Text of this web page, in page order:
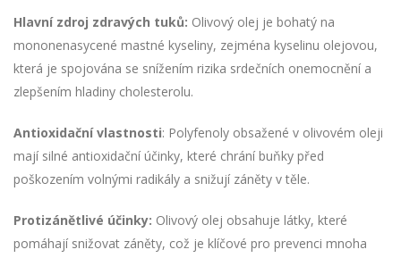
Hlavní zdroj zdravých tuků: Olivový olej je bohatý na
mononenasycené mastné kyseliny, zejména kyselinu olejovou,
která je spojována se snížením rizika srdečních onemocnění a
zlepšením hladiny cholesterolu.
Antioxidační vlastnosti: Polyfenoly obsažené v olivovém oleji
mají silné antioxidační účinky, které chrání buňky před
poškozením volnými radikály a snižují záněty v těle.
Protizánětlivé účinky: Olivový olej obsahuje látky, které
pomáhají snižovat záněty, což je klíčové pro prevenci mnoha